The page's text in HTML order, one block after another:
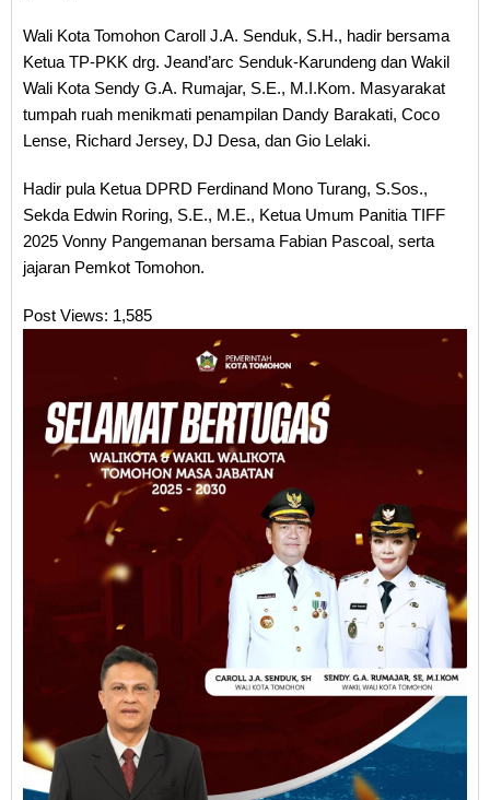
Wali Kota Tomohon Caroll J.A. Senduk, S.H., hadir bersama
Ketua TP-PKK drg. Jeand’arc Senduk-Karundeng dan Wakil
Wali Kota Sendy G.A. Rumajar, S.E., M.I.Kom. Masyarakat
tumpah ruah menikmati penampilan Dandy Barakati, Coco
Lense, Richard Jersey, DJ Desa, dan Gio Lelaki.
Hadir pula Ketua DPRD Ferdinand Mono Turang, S.Sos.,
Sekda Edwin Roring, S.E., M.E., Ketua Umum Panitia TIFF
2025 Vonny Pangemanan bersama Fabian Pascoal, serta
jajaran Pemkot Tomohon.
Post Views: 1,585